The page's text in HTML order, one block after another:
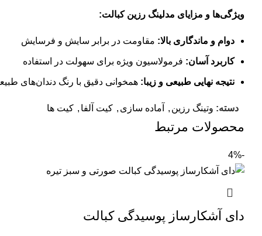
ویژگی‌ها و مزایای مدلینگ رزین کبالت:
دوام و ماندگاری بالا: مقاومت در برابر سایش و فرسایش
کاربرد آسان: فرمولاسیون ویژه برای سهولت در استفاده
نتیجه نهایی طبیعی و زیبا: همخوانی دقیق با رنگ دندان‌های
دسته: وتینگ رزین , آماده سازی , کیت آلفا , کیت ها
محصولات مرتبط
-4%
دای آشکارساز پوسیدگی کبالت